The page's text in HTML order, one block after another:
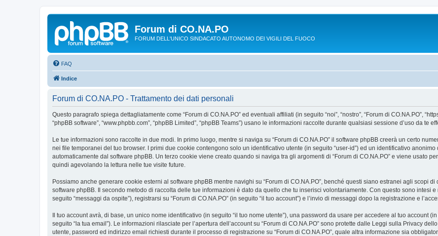
Forum di CO.NA.PO
FORUM DELL'UNICO SINDACATO AUTONOMO DEI VIGILI DEL FUOCO
FAQ
Indice
Forum di CO.NA.PO - Trattamento dei dati personali
Questo paragrafo spiega dettagliatamente come “Forum di CO.NA.PO” ed eventuali affiliati (in seguito “noi”, “nostro”, “Forum di CO.NA.PO”,
“phpBB software”, “www.phpbb.com”, “phpBB Limited”, “phpBB Teams”) usano le informazioni raccolte durante qualsiasi sessione d’uso da te
Le tue informazioni sono raccolte in due modi. In primo luogo, mentre si naviga su “Forum di CO.NA.PO” il software phpBB creerà un certo
nei file temporanei del tuo browser. I primi due cookie contengono solo un identificativo utente (in seguito “user-id”) ed un identificativo
automaticamente dal software phpBB. Un terzo cookie viene creato quando si naviga tra gli argomenti di “Forum di CO.NA.PO” e viene usato
quindi agevolando la lettura nelle tue visite future.
Possiamo anche generare cookie esterni al software phpBB mentre navighi su “Forum di CO.NA.PO”, benché questi siano estranei agli scopi
software phpBB. Il secondo metodo di raccolta delle tue informazioni è dato da quello che tu inserisci volontariamente. Con questo sono intesi
seguito “messaggi da ospite”), registrarsi su “Forum di CO.NA.PO” (in seguito “il tuo account”) e l’invio di messaggi dopo la registrazione e
Il tuo account avrà, di base, un unico nome identificativo (in seguito “il tuo nome utente”), una password da usare per accedere al tuo account
seguito “la tua email”). Le informazioni rilasciate per l’apertura dell’account su “Forum di CO.NA.PO” sono protette dalle Leggi sulla Privacy
utente, password ed indirizzo email richiesti durante il processo di registrazione su “Forum di CO.NA.PO”, quale altra informazione sia